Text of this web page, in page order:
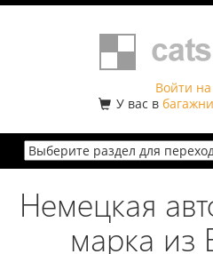
Войти
У вас в
Немецкая
марка из